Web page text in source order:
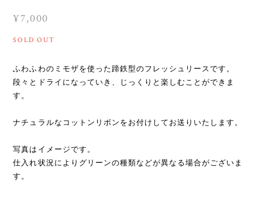
¥7,000
SOLD OUT
ふわふわのミモザを使った蹄鉄型のフレッシュリースです。
段々とドライになっていき、じっくりと楽しむことができま
す。
ナチュラルなコットンリボンをお付けしてお送りいたします。
写真はイメージです。
仕入れ状況によりグリーンの種類などが異なる場合がございま
す。